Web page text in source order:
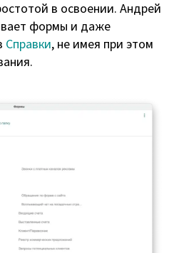
в освоении. Андрей
формы и даже
Справки, не имея при этом